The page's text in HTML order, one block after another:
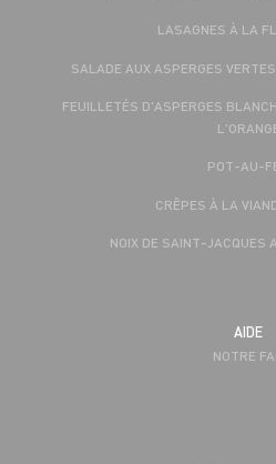
LASAGNES À LA
SALADE AUX ASPERGES
FEUILLETÉS D'ASPERGES
POT-AU-
CRÊPES À LA
NOIX DE SAINT-JACQUES
AIDE
NOTRE